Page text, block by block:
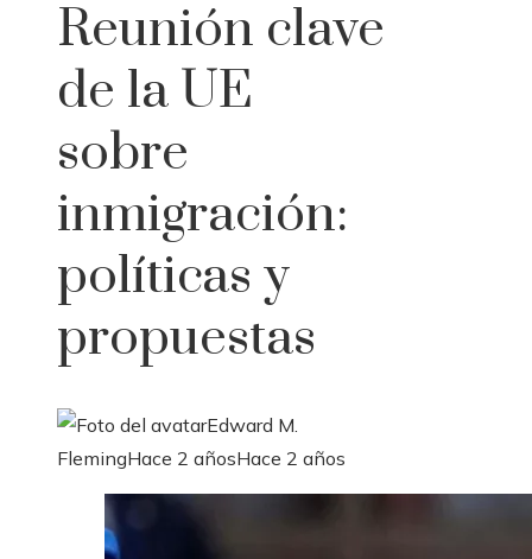
Reunión clave
de la UE
sobre
inmigración:
políticas y
propuestas
Edward M.
FlemingHace 2 añosHace 2 años